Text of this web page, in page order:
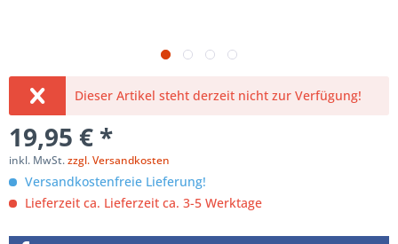
Dieser Artikel steht derzeit nicht zur Verfügung!
19,95 € *
inkl. MwSt.zzgl. Versandkosten
Versandkostenfreie Lieferung!
Lieferzeit ca. Lieferzeit ca. 3-5 Werktage